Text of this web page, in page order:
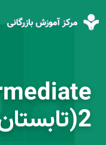
2(تابستان)